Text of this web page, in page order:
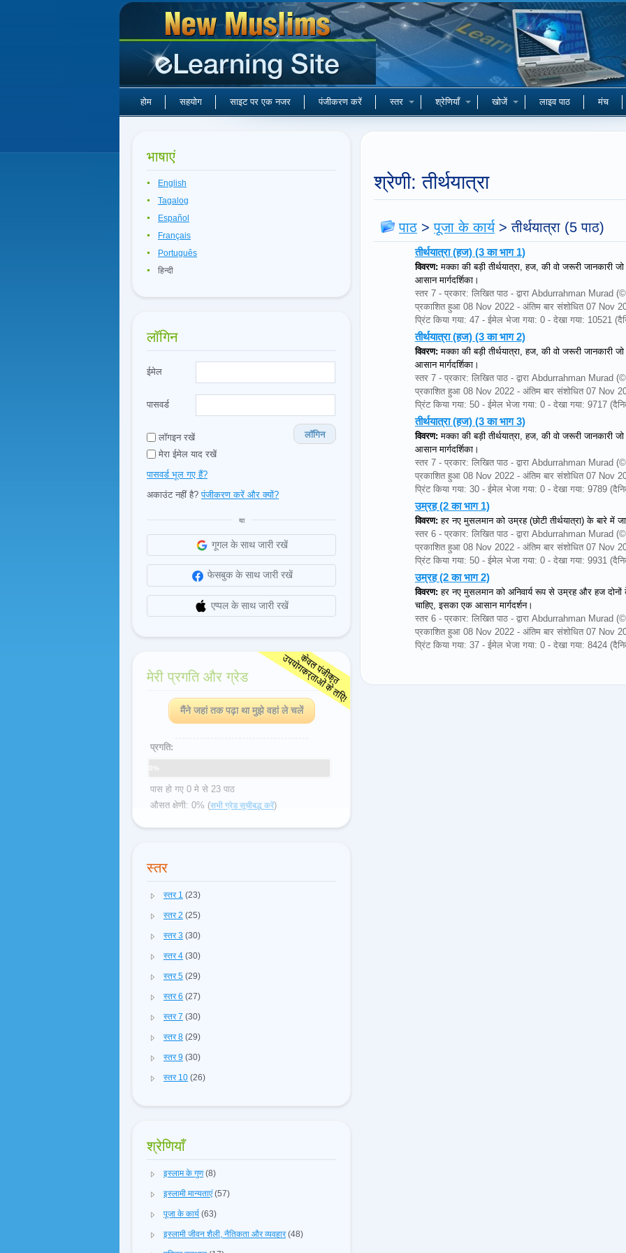
होम सहयोग साइट पर एक नजर पंजीकरण करें स्तर श्रेणियाँ खोजें लाइव पाठ मंच
भाषाएं
English
Tagalog
Español
Français
Português
हिन्दी
लॉगिन
ईमेल
पासवर्ड
लॉगइन रखें
लॉगिन
मेरा ईमेल याद रखें
पासवर्ड भूल गए हैं?
अकाउंट नहीं है?पंजीकरण करें और क्यों?
या
गूगल के साथ जारी रखें
फेसबुक के साथ जारी रखें
एप्पल के साथ जारी रखें
मेरी प्रगति और ग्रेड
मैंने जहां तक पढ़ा था मुझे वहां ले चलें
प्रगति:
0%
पास हो गए 0 मे से 23 पाठ
औसत क्षेणी: 0% (सभी ग्रेड सूचीबद्ध करें)
स्तर
स्तर 1 (23)
स्तर 2 (25)
स्तर 3 (30)
स्तर 4 (30)
स्तर 5 (29)
स्तर 6 (27)
स्तर 7 (30)
स्तर 8 (29)
स्तर 9 (30)
स्तर 10 (26)
श्रेणियाँ
इस्लाम के गुण (8)
इस्लामी मान्यताएं (57)
पूजा के कार्य (63)
इस्लामी जीवन शैली, नैतिकता और व्यवहार (48)
श्रेणी: तीर्थयात्रा
पाठ >पूजा के कार्य>तीर्थयात्रा (5 पाठ)
तीर्थयात्रा (हज) (3 का भाग 1)
विवरण: मक्का की बड़ी तीर्थयात्रा, हज, की वो जरूरी जानकारी
आसान मार्गदर्शिका।
स्तर 7 - प्रकार: लिखित पाठ - द्वारा Abdurrahman
प्रकाशित हुआ 08 Nov 2022 - अंतिम बार संशोधित 07 Nov
प्रिंट किया गया: 47 - ईमेल भेजा गया: 0 - देखा गया: 10521
तीर्थयात्रा (हज) (3 का भाग 2)
विवरण: मक्का की बड़ी तीर्थयात्रा, हज, की वो जरूरी जानकारी
आसान मार्गदर्शिका।
स्तर 7 - प्रकार: लिखित पाठ - द्वारा Abdurrahman
प्रकाशित हुआ 08 Nov 2022 - अंतिम बार संशोधित 07 Nov
प्रिंट किया गया: 50 - ईमेल भेजा गया: 0 - देखा गया: 9717
तीर्थयात्रा (हज) (3 का भाग 3)
विवरण: मक्का की बड़ी तीर्थयात्रा, हज, की वो जरूरी जानकारी
आसान मार्गदर्शिका।
स्तर 7 - प्रकार: लिखित पाठ - द्वारा Abdurrahman
प्रकाशित हुआ 08 Nov 2022 - अंतिम बार संशोधित 07 Nov
प्रिंट किया गया: 30 - ईमेल भेजा गया: 0 - देखा गया: 9789
उम्रह (2 का भाग 1)
विवरण: हर नए मुसलमान को उम्रह (छोटी तीर्थयात्रा) के बारे में
स्तर 6 - प्रकार: लिखित पाठ - द्वारा Abdurrahman
प्रकाशित हुआ 08 Nov 2022 - अंतिम बार संशोधित 07 Nov
प्रिंट किया गया: 50 - ईमेल भेजा गया: 0 - देखा गया: 9931
उम्रह (2 का भाग 2)
विवरण: हर नए मुसलमान को अनिवार्य रूप से उम्रह और हज दोनों
चाहिए, इसका एक आसान मार्गदर्शन।
स्तर 6 - प्रकार: लिखित पाठ - द्वारा Abdurrahman
प्रकाशित हुआ 08 Nov 2022 - अंतिम बार संशोधित 07 Nov
प्रिंट किया गया: 37 - ईमेल भेजा गया: 0 - देखा गया: 8424